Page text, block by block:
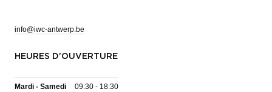
info@iwc-antwerp.be
HEURES D'OUVERTURE
Mardi - Samedi 09:30 - 18:30